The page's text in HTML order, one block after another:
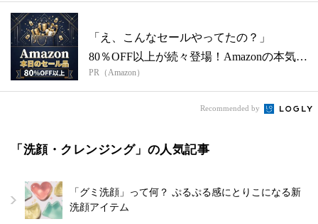
「え、こんなセールやってたの？」
80％OFF以上が続々登場！Amazonの本気
が...
PR（Amazon）
Recommended by
「洗顔・クレンジング」の人気記事
「グミ洗顔」って何？ ぷるぷる感にとりこになる新
洗顔アイテム